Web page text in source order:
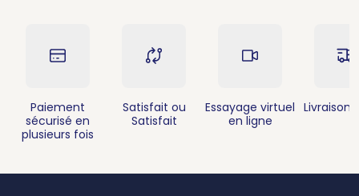
Paiement
sécurisé en
plusieurs fois
Satisfait ou
Satisfait
Essayage virtuel
en ligne
Livraison